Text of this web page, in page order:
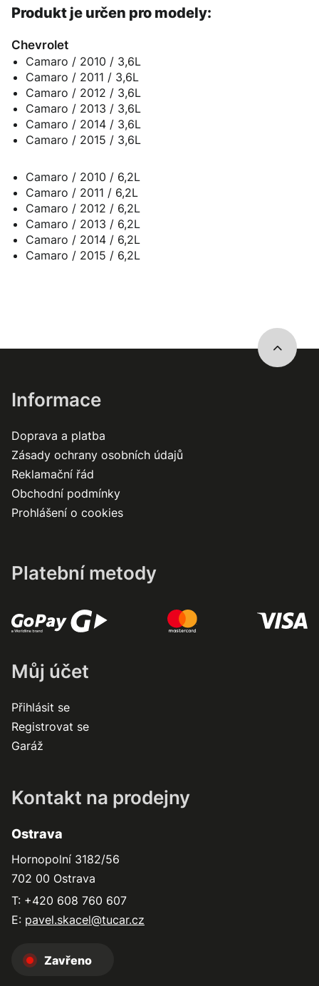
Produkt je určen pro modely:
Chevrolet
Camaro / 2010 / 3,6L
Camaro / 2011 / 3,6L
Camaro / 2012 / 3,6L
Camaro / 2013 / 3,6L
Camaro / 2014 / 3,6L
Camaro / 2015 / 3,6L
Camaro / 2010 / 6,2L
Camaro / 2011 / 6,2L
Camaro / 2012 / 6,2L
Camaro / 2013 / 6,2L
Camaro / 2014 / 6,2L
Camaro / 2015 / 6,2L
Informace
Doprava a platba
Zásady ochrany osobních údajů
Reklamační řád
Obchodní podmínky
Prohlášení o cookies
Platební metody
Můj účet
Přihlásit se
Registrovat se
Garáž
Kontakt na prodejny
Ostrava
Hornopolní 3182/56
702 00 Ostrava
T: +420 608 760 607
E: pavel.skacel@tucar.cz
Zavřeno